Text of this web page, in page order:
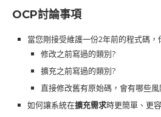
OCP討論事項
當您剛接受維護一份2年前的程式碼，
修改之前寫過的類別?
擴充之前寫過的類別?
直接修改舊有原始碼，會有哪些
如何讓系統在擴充需求時更簡單、更